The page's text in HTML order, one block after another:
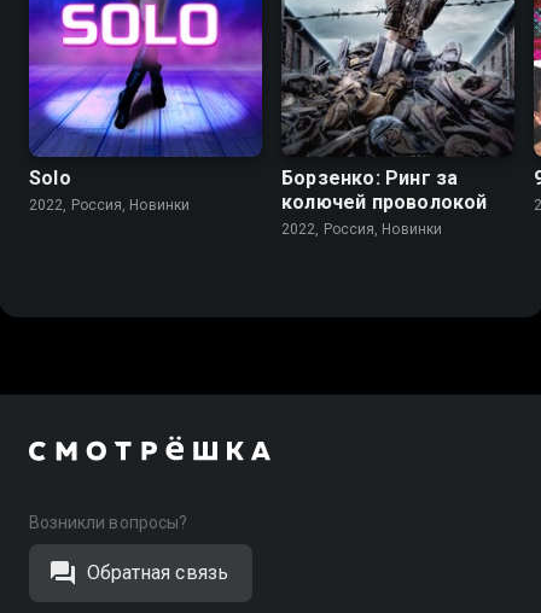
Solo
2022, Россия, Новинки
Борзенко: Ринг за
колючей проволокой
2022, Россия, Новинки
Возникли вопросы?
Обратная связь